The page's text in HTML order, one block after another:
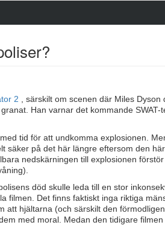
2
, särskilt om scenen där Miles
Han varnar det kommande
tid för att undkomma explosionen.
säker på det här längre eftersom den
nedskärningen till explosionen
död skulle leda till en stor
filmen. Det finns faktiskt inga riktiga
att hjältarna (och särskilt den
med moral. Medan den tidigare